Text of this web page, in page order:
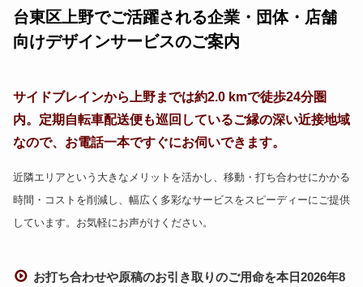
台東区上野でご活躍される企業・団体・店舗
向けデザインサービスのご案内
サイドブレインから上野までは約2.0 kmで徒歩24分圏
内。定期自転車配送便も巡回しているご縁の深い近接地域
なので、お電話一本ですぐにお伺いできます。
近隣エリアという大きなメリットを活かし、移動・打ち合わせにかかる
時間・コストを削減し、幅広く多彩なサービスをスピーディーにご提供
しています。お気軽にお声がけください。
お打ち合わせや原稿のお引き取りのご用命を本日2026年8